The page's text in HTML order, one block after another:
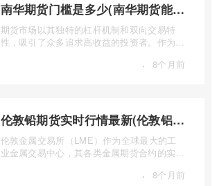
南华期货门槛是多少(南华期货能做国际期货吗)
期货市场以其独特的杠杆机制和双向交易特
性，吸引了众多追求高收益的投资者。作为中
· 8个月前
伦敦铅期货实时行情最新(伦敦铝锡期货实时行情)
伦敦金属交易所（LME）作为全球最大的工
业金属交易中心，其各类金属期货合约的实时
· 8个月前